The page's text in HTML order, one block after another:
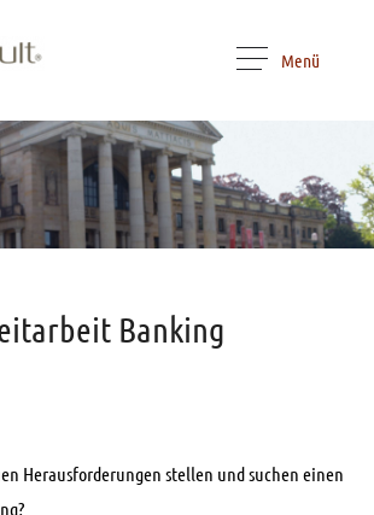
Menü
Banking
Herausforderungen stellen und suchen einen